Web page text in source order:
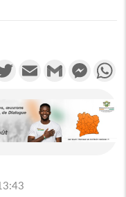
TwitterEmail Gmail